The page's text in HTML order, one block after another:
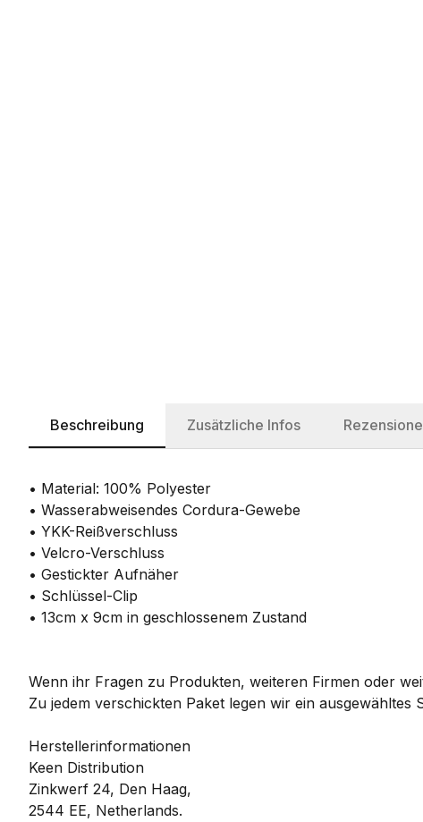
Beschreibung Zusätzliche Infos
• Material: 100% Polyester
• Wasserabweisendes Cordura-Gewebe
• YKK-Reißverschluss
• Velcro-Verschluss
• Gestickter Aufnäher
• Schlüssel-Clip
• 13cm x 9cm in geschlossenem Zustand
Wenn ihr Fragen zu Produkten, weiteren Firmen oder
Zu jedem verschickten Paket legen wir ein ausgewähltes
Herstellerinformationen
Keen Distribution
Zinkwerf 24, Den Haag,
2544 EE, Netherlands.